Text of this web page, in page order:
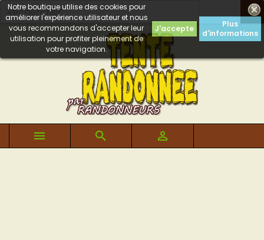

Notre boutique utilise des cookies pour
améliorer l'expérience utilisateur et nous
vous recommandons d'accepter leur
utilisation pour profiter pleinement de
votre navigation.
J'accepte
Plus
d'informations
  